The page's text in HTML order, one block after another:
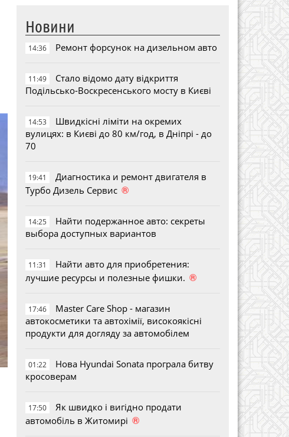
Новини
14:36 Ремонт форсунок на дизельном авто
11:49
Стало відомо дату відкриття
Подільсько-Воскресенського мосту в Києві
14:53
Швидкісні ліміти на окремих
вулицях: в Києві до 80 км/год, в Дніпрі - до
70
19:41
Диагностика и ремонт двигателя в
Турбо Дизель Сервис ®
14:25
Найти подержанное авто: секреты
выбора доступных вариантов
11:31
Найти авто для приобретения:
лучшие ресурсы и полезные фишки. ®
17:46
Master Care Shop - магазин
автокосметики та автохімії, високоякісні
продукти для догляду за автомобілем
01:22
Нова Hyundai Sonata програла битву
кросоверам
17:50
Як швидко і вигідно продати
автомобіль в Житомирі ®